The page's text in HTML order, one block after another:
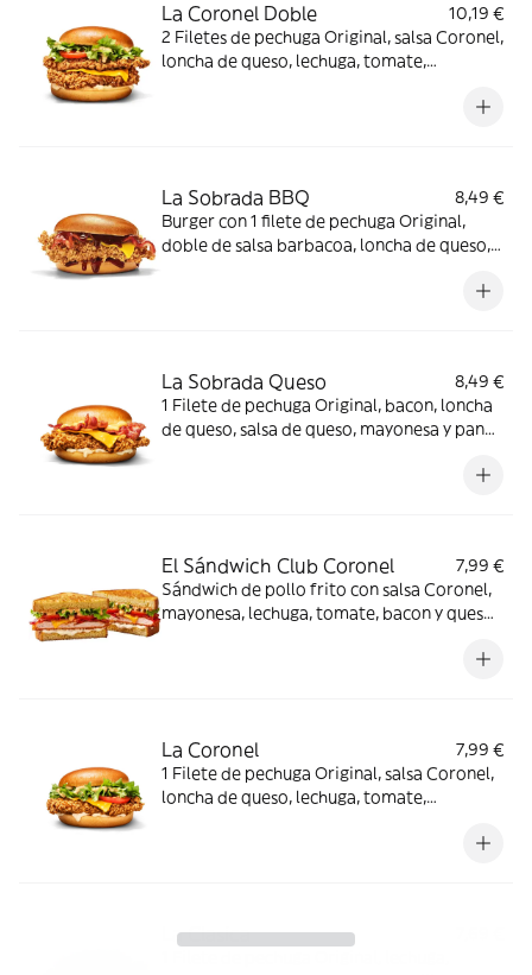
La Coronel Doble
10,19 €
2 Filetes de pechuga Original, salsa Coronel,
loncha de queso, lechuga, tomate,
La Sobrada BBQ
8,49 €
Burger con 1 filete de pechuga Original,
doble de salsa barbacoa, loncha de queso,
La Sobrada Queso
8,49 €
1 Filete de pechuga Original, bacon, loncha
de queso, salsa de queso, mayonesa y pan
El Sándwich Club Coronel
7,99 €
Sándwich de pollo frito con salsa Coronel,
mayonesa, lechuga, tomate, bacon y queso,
La Coronel
7,99 €
1 Filete de pechuga Original, salsa Coronel,
loncha de queso, lechuga, tomate,
La Clasica